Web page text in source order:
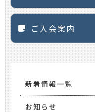
ご入会案内
新着情報一覧
お知らせ